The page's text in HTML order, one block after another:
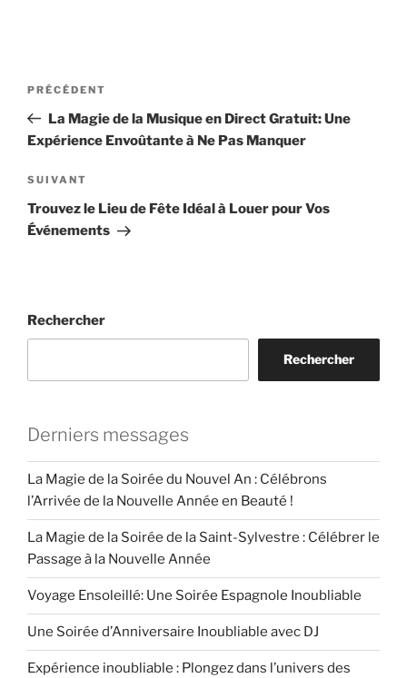
Navigation
l’article
Article
précédent
PRÉCÉDENT
La Magie de la Musique en Direct Gratuit: Une
Expérience Envoûtante à Ne Pas Manquer
Article
suivant
SUIVANT
Trouvez le Lieu de Fête Idéal à Louer pour Vos
Événements
Rechercher
Rechercher
Derniers messages
La Magie de la Soirée du Nouvel An : Célébrons
l’Arrivée de la Nouvelle Année en Beauté !
La Magie de la Soirée de la Saint-Sylvestre : Célébrer le
Passage à la Nouvelle Année
Voyage Ensoleillé: Une Soirée Espagnole Inoubliable
Une Soirée d’Anniversaire Inoubliable avec DJ
Expérience inoubliable : Plongez dans l’univers des